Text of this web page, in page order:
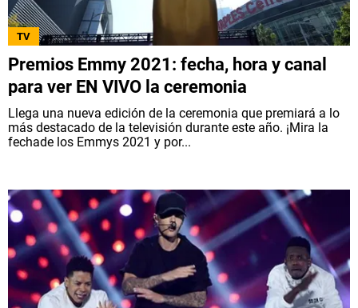
TV
Premios Emmy 2021: fecha, hora y canal
para ver EN VIVO la ceremonia
Llega una nueva edición de la ceremonia que premiará a lo
más destacado de la televisión durante este año. ¡Mira la
fechade los Emmys 2021 y por...